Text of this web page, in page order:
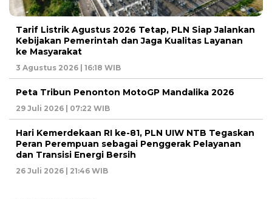
Tarif Listrik Agustus 2026 Tetap, PLN Siap Jalankan
Kebijakan Pemerintah dan Jaga Kualitas Layanan
ke Masyarakat
3 Agustus 2026 | 16:18 WIB
Peta Tribun Penonton MotoGP Mandalika 2026
29 Juli 2026 | 07:22 WIB
Hari Kemerdekaan RI ke-81, PLN UIW NTB Tegaskan
Peran Perempuan sebagai Penggerak Pelayanan
dan Transisi Energi Bersih
26 Juli 2026 | 21:46 WIB